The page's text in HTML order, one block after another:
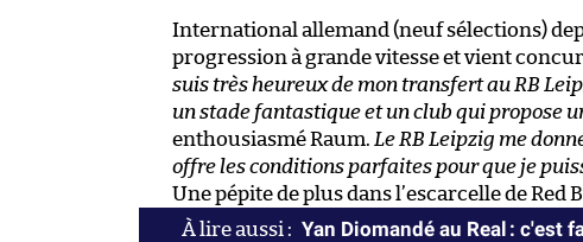
International allemand (neuf sélections)
progression à grande vitesse et vient
suis très heureux de mon transfert au RB
un stade fantastique et un club qui propose
enthousiasmé Raum. Le RB Leipzig me
offre les conditions parfaites pour que je
Une pépite de plus dans l’escarcelle de Red
Yan Diomandé au Real : c'est